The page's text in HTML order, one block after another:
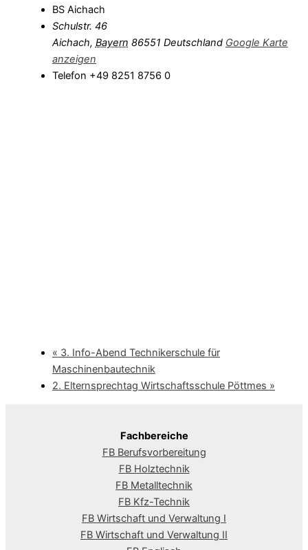
BS Aichach
Schulstr. 46
Aichach, Bayern 86551 Deutschland Google Karte
anzeigen
Telefon +49 8251 8756 0
« 3. Info-Abend Technikerschule für
Maschinenbautechnik
2. Elternsprechtag Wirtschaftsschule Pöttmes »
Fachbereiche
FB Berufsvorbereitung
FB Holztechnik
FB Metalltechnik
FB Kfz-Technik
FB Wirtschaft und Verwaltung I
FB Wirtschaft und Verwaltung II